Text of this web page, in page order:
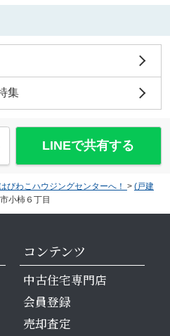
集
LINEで共有する
びわこハウジングセンターへ！ > (戸建
小柿６丁目
コンテンツ
中古住宅専門店
会員登録
売却査定